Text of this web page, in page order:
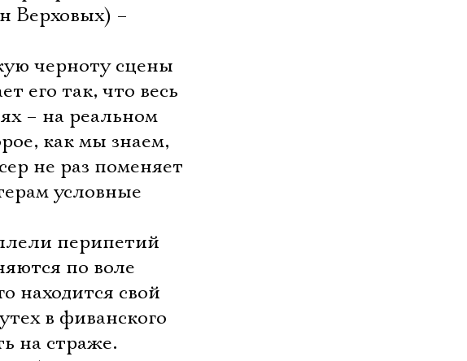
Верховых) –
черноту сцены
его так, что весь
– на реальном
как мы знаем,
не раз поменяет
условные
перипетий
по воле
находится свой
в фиванского
на страже.